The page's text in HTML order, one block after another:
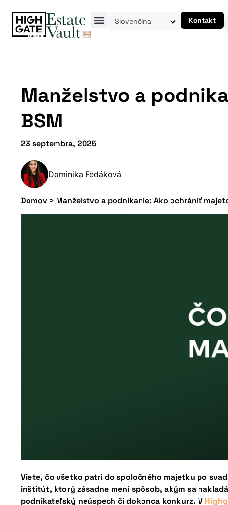
Slovenčina Kontakt
Manželstvo a
BSM
23 septembra, 2025
Dominika Fedáková
Domov > Manželstvo a podnikanie: Ako ochrániť
Viete, čo všetko patrí do spoločného majetku po
inštitút, ktorý zásadne mení spôsob, akým sa
podnikateľský neúspech či dokonca konkurz. V